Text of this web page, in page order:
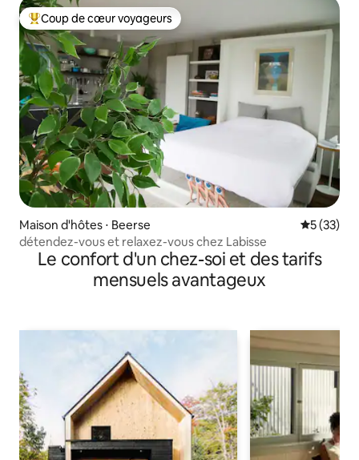
Coups de cœur voyageurs les plus appréciés
Coup de cœur voyageurs
Maison d'hôtes ⋅ Beerse
5 (33)
détendez-vous et relaxez-vous chez Labisse
Le confort d'un chez-soi et des tarifs
mensuels avantageux